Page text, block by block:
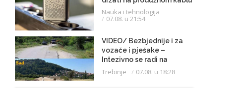
Nauka i tehnologija
07.08. u 21:54
VIDEO/ Bezbjednije i za
vozače i pješake –
Intezivno se radi na
proširenju saobraćajnice
Trebinje 07.08. u 18:28